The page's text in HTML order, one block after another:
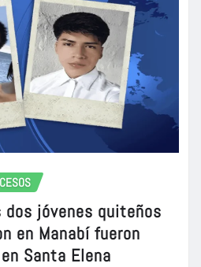
dos jóvenes quiteños
en Manabí fueron
Santa Elena